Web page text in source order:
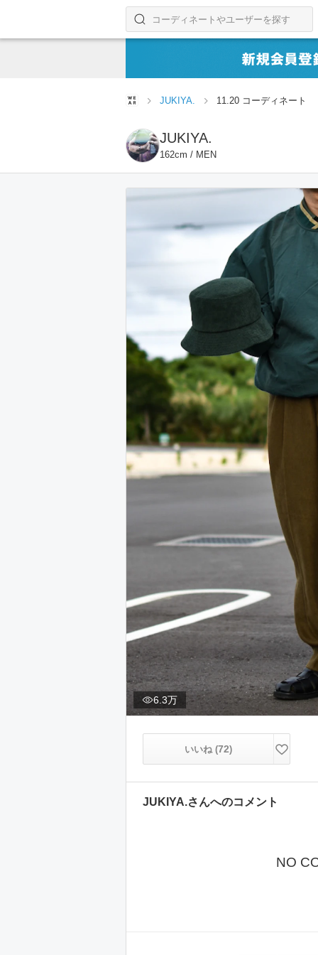
コーディネートやユーザーを探す
検索する
JUKIYA. 11.20 コーディネート
JUKIYA.
162cm / MEN
6.3万
いいね (72)
JUKIYA.さんへのコメント
NO